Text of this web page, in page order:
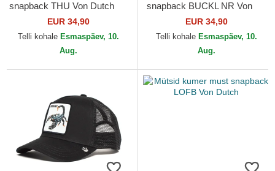
snapback THU Von Dutch
EUR 34,90
Telli kohale Esmaspäev, 10.
Aug.
snapback BUCKL NR Von
EUR 34,90
Telli kohale Esmaspäev, 10.
Aug.